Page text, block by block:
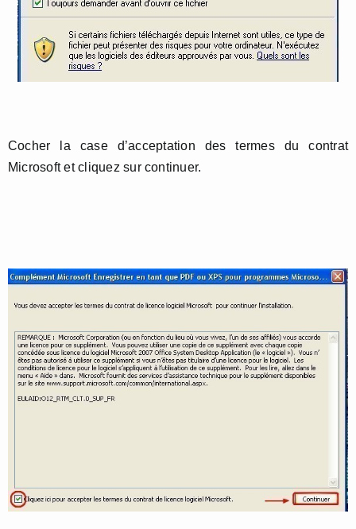
Cocher la case d’acceptation des termes du contrat
Microsoft et cliquez sur continuer.